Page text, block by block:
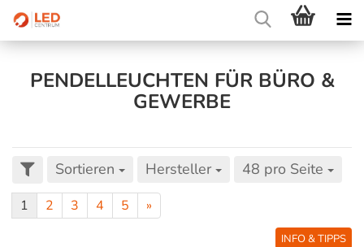
PENDELLEUCHTEN FÜR BÜRO &
GEWERBE
Sortieren Hersteller 48 pro Seite
1 2 3 4 5 »
INFO & TIPPS